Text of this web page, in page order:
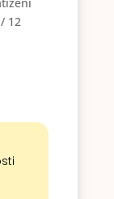
12